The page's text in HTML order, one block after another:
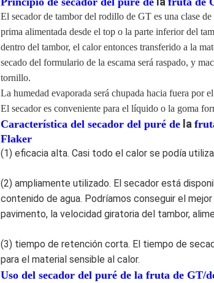
El secador de tambor del rodillo de GT es una clase
prima alimentada desde el top o la parte inferior del
dentro del tambor, el calor entonces transferido a la
secado del formulario de la escama será raspado, y
tornillo.
La humedad evaporada será chupada hacia fuera por
El secador es conveniente para el líquido o la goma
Característica del secador del puré de la
Flaker
(1) eficacia alta. Casi todo el calor se podía
(2) ampliamente utilizado. El secador está
contenido de agua. Podríamos conseguir el
pavimento, la velocidad giratoria del tambor,
(3) tiempo de retención corta. El tiempo de
para el material sensible al calor.
Uso del secador del puré de la fruta de